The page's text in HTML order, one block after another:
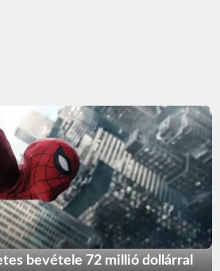
bevétele 72 millió dollárral